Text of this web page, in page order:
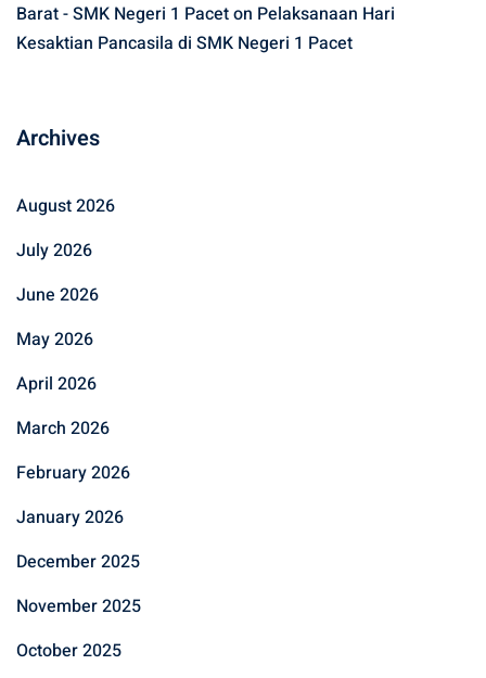
Barat - SMK Negeri 1 Paceton Pelaksanaan Hari
Kesaktian Pancasila di SMK Negeri 1 Pacet
Archives
August 2026
July 2026
June 2026
May 2026
April 2026
March 2026
February 2026
January 2026
December 2025
November 2025
October 2025